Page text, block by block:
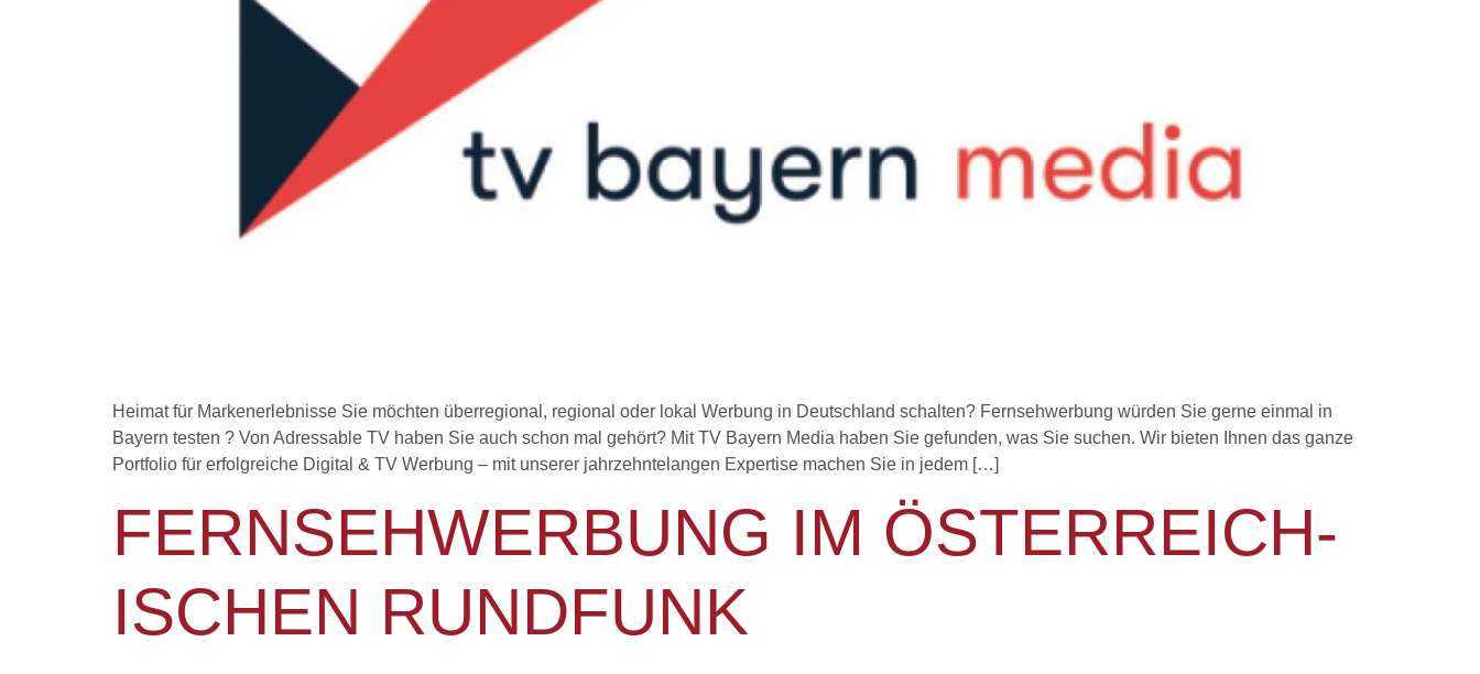
Heimat für Markenerlebnisse Sie möchten überregional, regional oder lokal Werbung in Deutschland schalten? Fernsehwerbung würden Sie gerne einmal in
Bayern testen ? Von Adressable TV haben Sie auch schon mal gehört? Mit TV Bayern Media haben Sie gefunden, was Sie suchen. Wir bieten Ihnen das ganze
Portfolio für erfolgreiche Digital & TV Werbung – mit unserer jahrzehntelangen Expertise machen Sie in jedem […]
FERNSEH­WERBUNG IM ÖSTERREICH­
ISCHEN RUNDFUNK